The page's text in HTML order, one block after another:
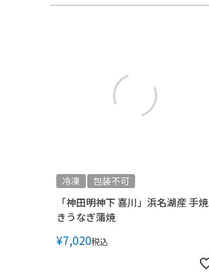
冷凍 包装不可
「神田明神下 喜川」浜名湖産 手焼
きうなぎ蒲焼
¥7,020税込